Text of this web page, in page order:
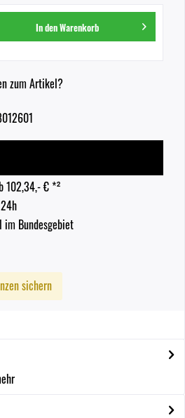
In denWarenkorb
zum Artikel?
102,34,- € *²
im Bundesgebiet
sichern